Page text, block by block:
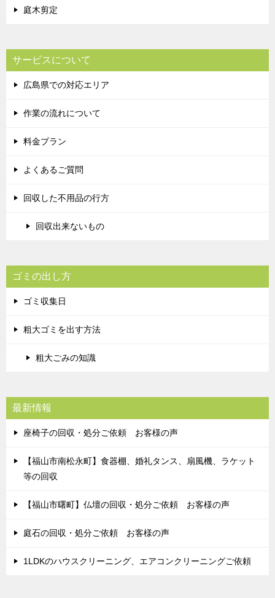
庭木剪定
サービスについて
広島県での対応エリア
作業の流れについて
料金プラン
よくあるご質問
回収した不用品の行方
回収出来ないもの
ゴミの出し方
ゴミ収集日
粗大ゴミを出す方法
粗大ごみの知識
最新情報
座椅子の回収・処分ご依頼 お客様の声
【福山市南松永町】食器棚、婚礼タンス、扇風機、ラケット
等の回収
【福山市曙町】仏壇の回収・処分ご依頼 お客様の声
庭石の回収・処分ご依頼 お客様の声
1LDKのハウスクリーニング、エアコンクリーニングご依頼